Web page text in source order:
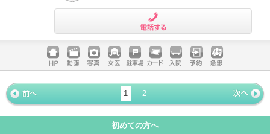
ホームペ
ージ
動画 写真 女医 駐車場
クレジッ
トカード
入院 予約 急患
« 前ペー
ジ
1
2
次ページ
»
初めての方へ